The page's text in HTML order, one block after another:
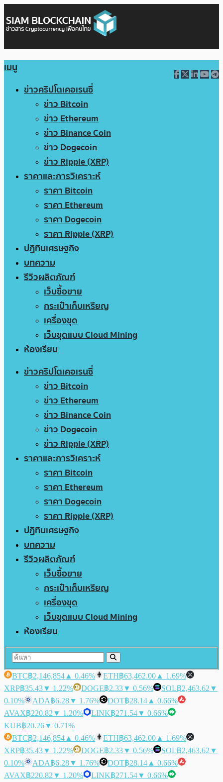
เมนู
ข่าวคริปโตเคอเรนซี่
ข่าว Bitcoin
ข่าว Ethereum
ข่าว Binance Coin
ข่าว Dogecoin
ข่าว Ripple (XRP)
ราคาและการวิเคราะห์
ราคา Bitcoin
ราคา Ethereum
ราคา Dogecoin
ราคา Ripple (XRP)
ปฏิทินเศรษฐกิจ
บทความ
รีวิวผลิตภัณฑ์
เว็บซื้อขาย
กระเป๋าเก็บเหรียญ
เครื่องขุด
เว็บขุดแบบ Cloud Mining
ห้องเรียน
ข่าวคริปโตเคอเรนซี่
ข่าว Bitcoin
ข่าว Ethereum
ข่าว Binance Coin
ข่าว Dogecoin
ข่าว Ripple (XRP)
ราคาและการวิเคราะห์
ราคา Bitcoin
ราคา Ethereum
ราคา Dogecoin
ราคา Ripple (XRP)
ปฏิทินเศรษฐกิจ
บทความ
รีวิวผลิตภัณฑ์
เว็บซื้อขาย
กระเป๋าเก็บเหรียญ
เครื่องขุด
เว็บขุดแบบ Cloud Mining
ห้องเรียน
BTC฿2,146,854 ▲ 0.46% ETH฿63,462.00 ▲ 1.69%
XRP฿35.43▼ 1.22% DOGE฿2.33▼ 0.56% SOL฿2,463.62 ▼
0.10%
ADA฿6.28▼ 1.76% DOT฿28.14 ▲ 0.66%
AVAX฿220.82 ▼ 1.20% LINK฿271.54▼ 0.66%
KUB฿20.26▼ 0.71%
BTC฿2,146,854 ▲ 0.46% ETH฿63,462.00 ▲ 1.69%
XRP฿35.43▼ 1.22% DOGE฿2.33▼ 0.56% SOL฿2,463.62 ▼
0.10%
ADA฿6.28▼ 1.76% DOT฿28.14 ▲ 0.66%
AVAX฿220.82 ▼ 1.20% LINK฿271.54▼ 0.66%